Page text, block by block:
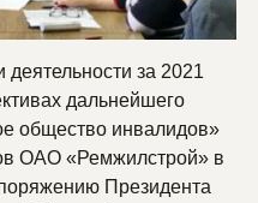
за 2021
дальнейшего
общество инвалидов»
ОАО «Ремжилстрой» в
Президента